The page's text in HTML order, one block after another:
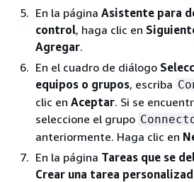
En la página Asistente para
control, haga clic en
Agregar.
En el cuadro de diálogo
equipos o grupos, escriba
clic en Aceptar. Si se
seleccione el grupo
anteriormente. Haga clic en
En la página Tareas que se
Crear una tarea